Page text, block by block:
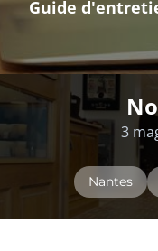
Guide
3
Nantes